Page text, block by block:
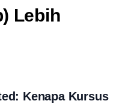
Lebih
Kenapa Kursus